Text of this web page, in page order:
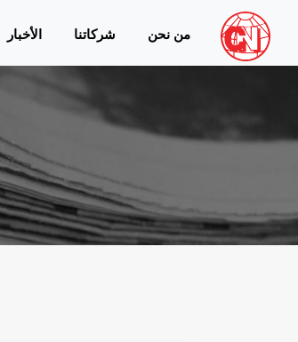
من نحن شركاتنا الأخبار